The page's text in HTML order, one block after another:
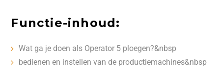
Functie-inhoud:
Wat ga je doen als Operator 5 ploegen?&nbsp
bedienen en instellen van de productiemachines&nbsp